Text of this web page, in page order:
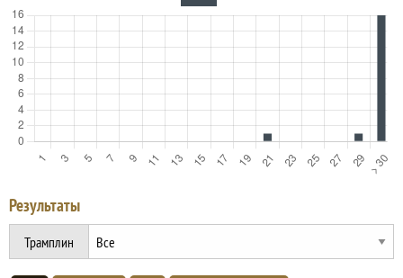
Результаты
Трамплин